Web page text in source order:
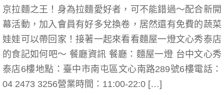
京拉麵之王！身為拉麵愛好者，可不能錯過～配合新開
幕活動，加入會員有好多兌換卷，居然還有免費的蔬菜
娃娃可以帶回家！接著一起來看看麵屋一燈文心秀泰店
的食記如何吧～ 餐廳資訊 餐廳：麵屋一燈 台中文心秀
泰店6樓地點：臺中市南屯區文心南路289號6樓電話：
04 2473 3256營業時間：11:00-22:0 […]